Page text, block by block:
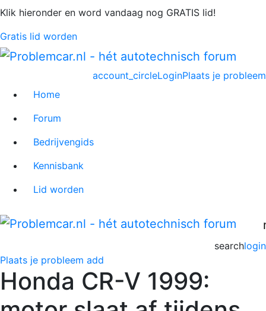
Klik hieronder en word vandaag nog GRATIS lid!
Gratis lid worden
Plaats je probleem
account_circleLogin
Home
Forum
Bedrijvengids
Kennisbank
Lid worden
login
search
Plaats je probleem add
Honda CR-V 1999: